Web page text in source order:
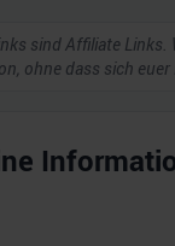
sind Affiliate Links.
ohne dass sich